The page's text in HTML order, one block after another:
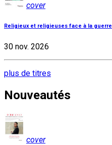
cover
Religieux et religieuses face à la guerre
30 nov. 2026
plus de titres
Nouveautés
cover